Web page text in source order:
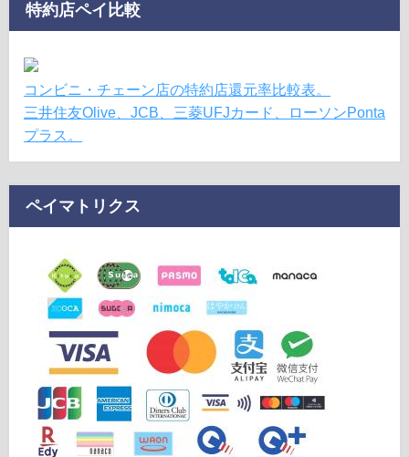
特約店ペイ比較
コンビニ・チェーン店の特約店還元率比較表。
三井住友Olive、JCB、三菱UFJカード、ローソンPonta
プラス。
ペイマトリクス